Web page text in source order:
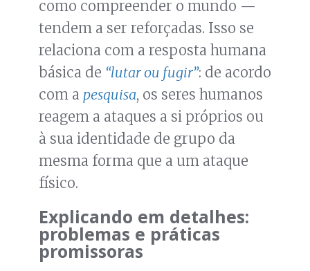
como compreender o mundo —
tendem a ser reforçadas. Isso se
relaciona com a resposta humana
básica de “lutar ou fugir”: de acordo
com a pesquisa, os seres humanos
reagem a ataques a si próprios ou
à sua identidade de grupo da
mesma forma que a um ataque
físico.
Explicando em detalhes:
problemas e práticas
promissoras